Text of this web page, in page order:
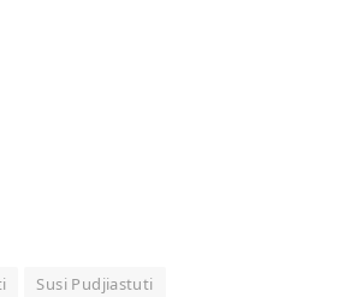
Susi Pudjiastuti